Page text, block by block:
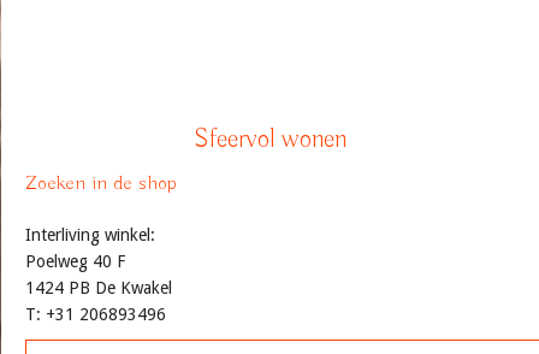
Sfeervol wonen
Zoeken in de shop
Interliving winkel:
Poelweg 40 F
1424 PB De Kwakel
T: +31 206893496